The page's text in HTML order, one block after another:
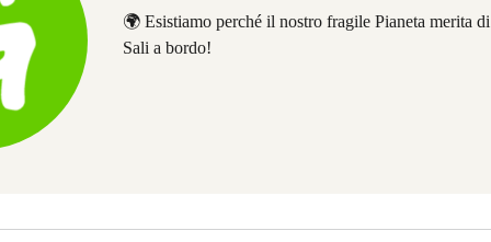
🌍 Esistiamo perché il nostro fragile Pianeta merita
Sali a bordo!